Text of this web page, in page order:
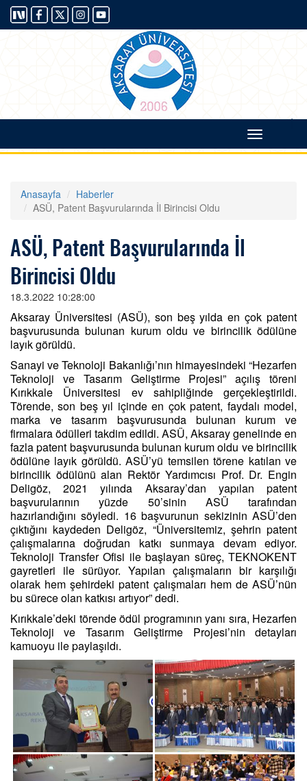
|
Toggle
Anasayfa
Haberler
ASÜ, Patent Başvurularında İl Birincisi Oldu
ASÜ, Patent Başvurularında İl
Birincisi Oldu
18.3.2022 10:28:00
Aksaray Üniversitesi (ASÜ), son beş yılda en çok patent
başvurusunda bulunan kurum oldu ve birincilik ödülüne
layık görüldü.
Sanayi ve Teknoloji Bakanlığı’nın himayesindeki “Hezarfen
Teknoloji ve Tasarım Geliştirme Projesi” açılış töreni
Kırıkkale Üniversitesi ev sahipliğinde gerçekleştirildi.
Törende, son beş yıl içinde en çok patent, faydalı model,
marka ve tasarım başvurusunda bulunan kurum ve
firmalara ödülleri takdim edildi. ASÜ, Aksaray genelinde en
fazla patent başvurusunda bulunan kurum oldu ve birincilik
ödülüne layık görüldü. ASÜ’yü temsilen törene katılan ve
birincilik ödülünü alan Rektör Yardımcısı Prof. Dr. Engin
Deligöz, 2021 yılında Aksaray’dan yapılan patent
başvurularının yüzde 50’sinin ASÜ tarafından
hazırlandığını söyledi. 16 başvurunun sekizinin ASÜ’den
çıktığını kaydeden Deligöz, “Üniversitemiz, şehrin patent
çalışmalarına doğrudan katkı sunmaya devam ediyor.
Teknoloji Transfer Ofisi ile başlayan süreç, TEKNOKENT
gayretleri ile sürüyor. Yapılan çalışmaların bir karşılığı
olarak hem şehirdeki patent çalışmaları hem de ASÜ’nün
bu sürece olan katkısı artıyor” dedi.
Kırıkkale’deki törende ödül programının yanı sıra, Hezarfen
Teknoloji ve Tasarım Geliştirme Projesi’nin detayları
kamuoyu ile paylaşıldı.